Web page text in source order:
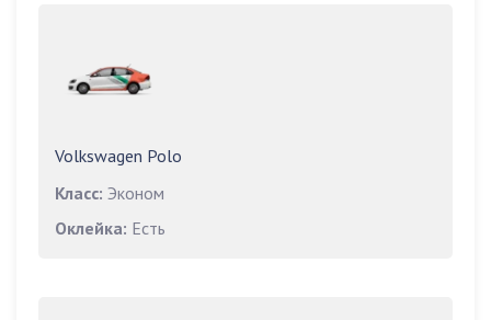
Volkswagen Polo
Класс: Эконом
Оклейка: Есть